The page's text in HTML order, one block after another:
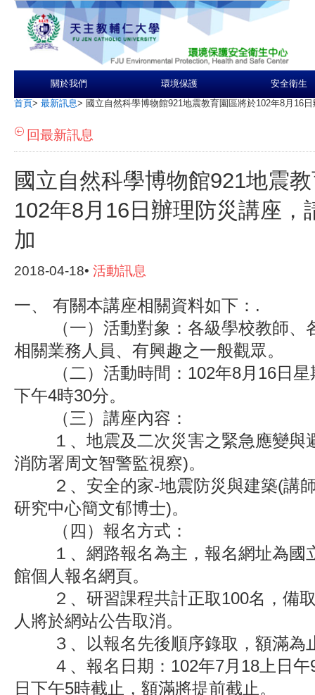
關於我們 環境保護 安全衛生
首頁> 最新訊息> 國立自然科學博物館921地震教育園區將於102年8月16
回最新訊息
國立自然科學博物館921地震
102年8月16日辦理防災講座，
加
2018-04-18• 活動訊息
一、 有關本講座相關資料如下：.
（一）活動對象：各級學校教師、
相關業務人員、有興趣之一般觀眾。
（二）活動時間：102年8月16日星
下午4時30分。
（三）講座內容：
１、地震及二次災害之緊急應變與
消防署周文智警監視察)。
２、安全的家-地震防災與建築(講師
研究中心簡文郁博士)。
（四）報名方式：
１、網路報名為主，報名網址為國
館個人報名網頁。
２、研習課程共計正取100名，備取
人將於網站公告取消。
３、以報名先後順序錄取，額滿為
４、報名日期：102年7月18上日午
日下午5時截止，額滿將提前截止。